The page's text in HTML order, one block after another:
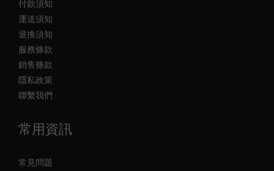
付款須知
運送須知
退換須知
服務條款
銷售條款
隱私政策
聯繫我們
常用資訊
常見問題